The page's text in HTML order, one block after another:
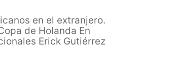
en el extranjero.
de Holanda En
Erick Gutiérrez